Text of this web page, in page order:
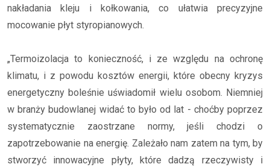
nakładania kleju i kołkowania, co ułatwia precyzyjne
mocowanie płyt styropianowych.
„Termoizolacja to konieczność, i ze względu na ochronę
klimatu, i z powodu kosztów energii, które obecny kryzys
energetyczny boleśnie uświadomił wielu osobom. Niemniej
w branży budowlanej widać to było od lat - choćby poprzez
systematycznie zaostrzane normy, jeśli chodzi o
zapotrzebowanie na energię. Zależało nam zatem na tym, by
stworzyć innowacyjne płyty, które dadzą rzeczywisty i